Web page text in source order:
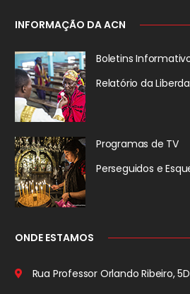
INFORMAÇÃO DA ACN
Boletins
Relatório da
Programas de TV
Perseguidos e
ONDE ESTAMOS
Rua Professor Orlando Ribeiro, 5D